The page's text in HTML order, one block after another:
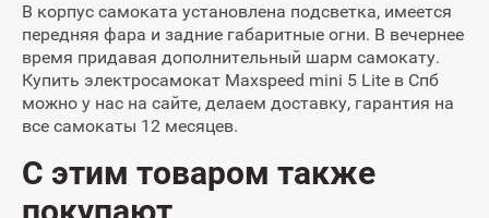
В корпус самоката установлена подсветка, имеется
передняя фара и задние габаритные огни. В вечернее
время придавая дополнительный шарм самокату.
Купить электросамокат Maxspeed mini 5 Lite в Спб
можно у нас на сайте, делаем доставку, гарантия на
все самокаты 12 месяцев.
С этим товаром также